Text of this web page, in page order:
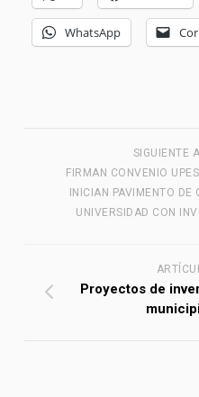
WhatsApp
SIGUIENTE
FIRMAN CONVENIO
INICIAN PAVIMENTO
UNIVERSIDAD CON
Proyectos de